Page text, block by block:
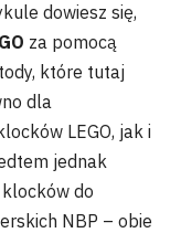
dowiesz się,
za pomocą
które tutaj
dla
LEGO, jak i
jednak
do
NBP – obie